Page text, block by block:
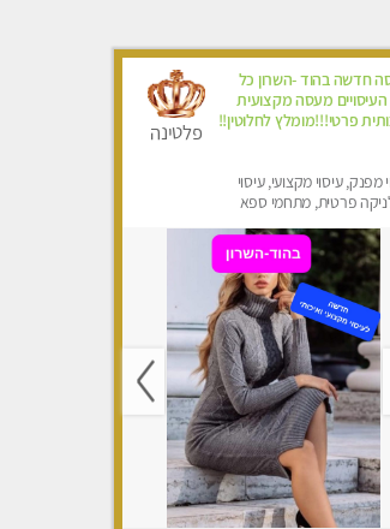
חדשה בהוד -השרון כל
העיסויים מעסה מקצועית
פרטי!!!מומלץ לחלוטין!!
מפנק, עיסוי מקצועי, עיסוי
פרטית, מתחמי ספא
פלטינה